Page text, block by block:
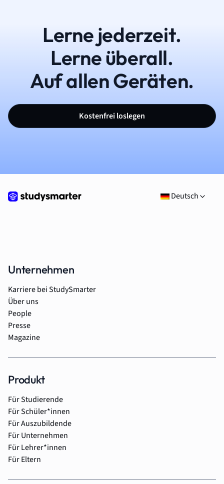
Lerne jederzeit.
Lerne überall.
Auf allen Geräten.
Kostenfrei loslegen
Deutsch
Unternehmen
Karriere bei StudySmarter
Über uns
People
Presse
Magazine
Produkt
Für Studierende
Für Schüler*innen
Für Auszubildende
Für Unternehmen
Für Lehrer*innen
Für Eltern